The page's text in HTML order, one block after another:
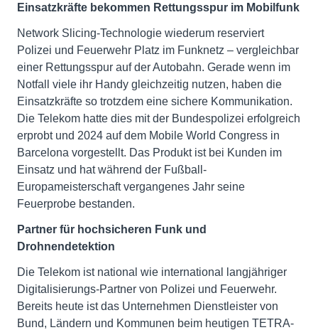
Einsatzkräfte bekommen Rettungsspur im Mobilfunk
Network Slicing-Technologie wiederum reserviert
Polizei und Feuerwehr Platz im Funknetz – vergleichbar
einer Rettungsspur auf der Autobahn. Gerade wenn im
Notfall viele ihr Handy gleichzeitig nutzen, haben die
Einsatzkräfte so trotzdem eine sichere Kommunikation.
Die Telekom hatte dies mit der Bundespolizei erfolgreich
erprobt und 2024 auf dem Mobile World Congress in
Barcelona vorgestellt. Das Produkt ist bei Kunden im
Einsatz und hat während der Fußball-
Europameisterschaft vergangenes Jahr seine
Feuerprobe bestanden.
Partner für hochsicheren Funk und
Drohnendetektion
Die Telekom ist national wie international langjähriger
Digitalisierungs-Partner von Polizei und Feuerwehr.
Bereits heute ist das Unternehmen Dienstleister von
Bund, Ländern und Kommunen beim heutigen TETRA-